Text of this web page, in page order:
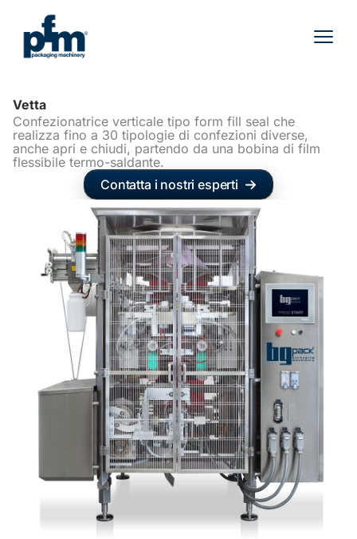
contenuto
Vetta
Confezionatrice verticale tipo form fill seal che
realizza fino a 30 tipologie di confezioni diverse,
anche apri e chiudi, partendo da una bobina di film
flessibile termo-saldante.
Contatta i nostri esperti